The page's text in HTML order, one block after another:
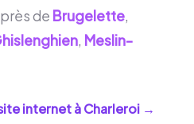
de Brugelette,
, Meslin-
internet àCharleroi →